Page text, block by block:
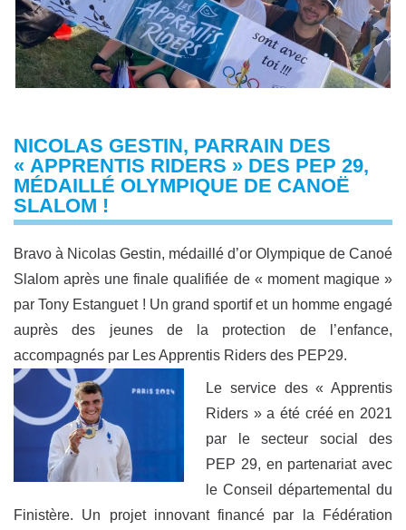
NICOLAS GESTIN, PARRAIN DES
« APPRENTIS RIDERS » DES PEP 29,
MÉDAILLÉ OLYMPIQUE DE CANOË
SLALOM !
Bravo à Nicolas Gestin, médaillé d’or Olympique de Canoé
Slalom après une finale qualifiée de « moment magique »
par Tony Estanguet ! Un grand sportif et un homme engagé
auprès des jeunes de la protection de l’enfance,
accompagnés par Les Apprentis Riders des PEP29.
Le service des « Apprentis
Riders » a été créé en 2021
par le secteur social des
PEP 29, en partenariat avec
le Conseil départemental du
Finistère. Un projet innovant financé par la Fédération